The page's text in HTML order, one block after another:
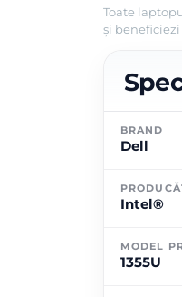
Toate
și
BRAND
Dell
Intel®
MODEL
1355U